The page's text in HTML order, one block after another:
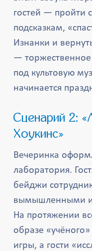
гостей — пройти
подсказкам,
Изнанки и
—
под культовую
начинается
Сценарий 2: «Лаборатория
Хоукинс»
Вечеринка
лаборатория.
бейджи
вымышленными
На протяжении
образе
игры, а гости